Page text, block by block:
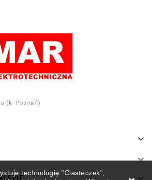
technologię "Ciasteczek",
(k. Poznań)

